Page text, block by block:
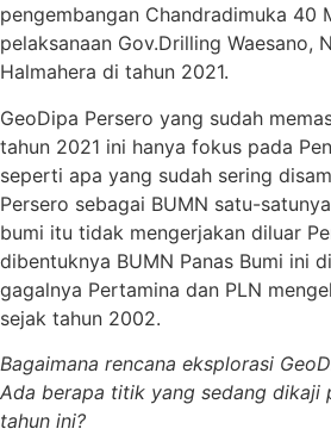
pengembangan Chandradimuka 40
pelaksanaan Gov.Drilling Waesano,
Halmahera di tahun 2021.
GeoDipa Persero yang sudah
tahun 2021 ini hanya fokus pada
seperti apa yang sudah sering
Persero sebagai BUMN satu-
bumi itu tidak mengerjakan diluar
dibentuknya BUMN Panas Bumi ini
gagalnya Pertamina dan PLN
sejak tahun 2002.
Bagaimana rencana eksplorasi
Ada berapa titik yang sedang dikaji
tahun ini?